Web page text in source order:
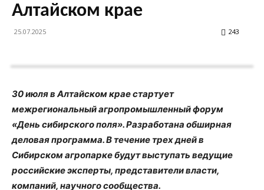
Алтайском крае
25.07.2025 243
30 июля в Алтайском крае стартует
межрегиональный агропромышленный форум
«День сибирского поля». Разработана обширная
деловая программа. В течение трех дней в
Сибирском агропарке будут выступать ведущие
российские эксперты, представители власти,
компаний, научного сообщества.